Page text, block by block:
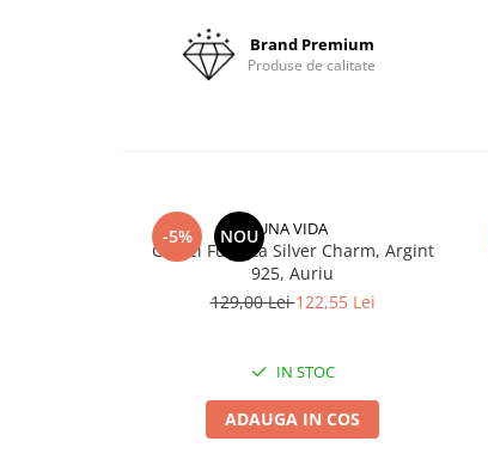
Brand Premium
Produse de calitate
-5% NOUUNA VIDA
Cercei Fundita Silver Charm, Argint
925, Auriu
129,00 Lei122,55 Lei
IN STOC
ADAUGA IN COS